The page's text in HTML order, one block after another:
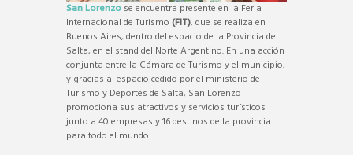
San Lorenzo se encuentra presente en la Feria
Internacional de Turismo (FIT), que se realiza en
Buenos Aires, dentro del espacio de la Provincia de
Salta, en el stand del Norte Argentino. En una acción
conjunta entre la Cámara de Turismo y el municipio,
y gracias al espacio cedido por el ministerio de
Turismo y Deportes de Salta, San Lorenzo
promociona sus atractivos y servicios turísticos
junto a 40 empresas y 16 destinos de la provincia
para todo el mundo.